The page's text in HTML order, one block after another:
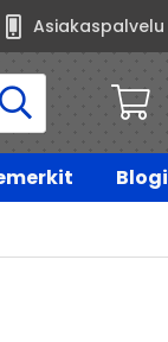
Asiakaspalvelu
Blogi